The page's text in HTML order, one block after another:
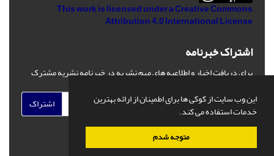
این وب سایت از کوکی ها برای اطمینان از ارائه بهترین
خدمات استفاده می کند.
متوجه شدم
This work is licensed under aCreative Commons
Attribution 4.0 International License
اشتراک خبرنامه
برای دریافت اخبار و اطلاعیه های مهم نشریه در خبرنامه نشریه مشترک
اشتراک